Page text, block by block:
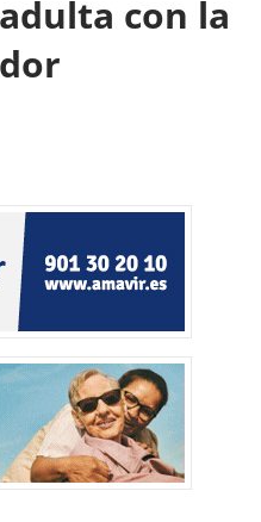
con la